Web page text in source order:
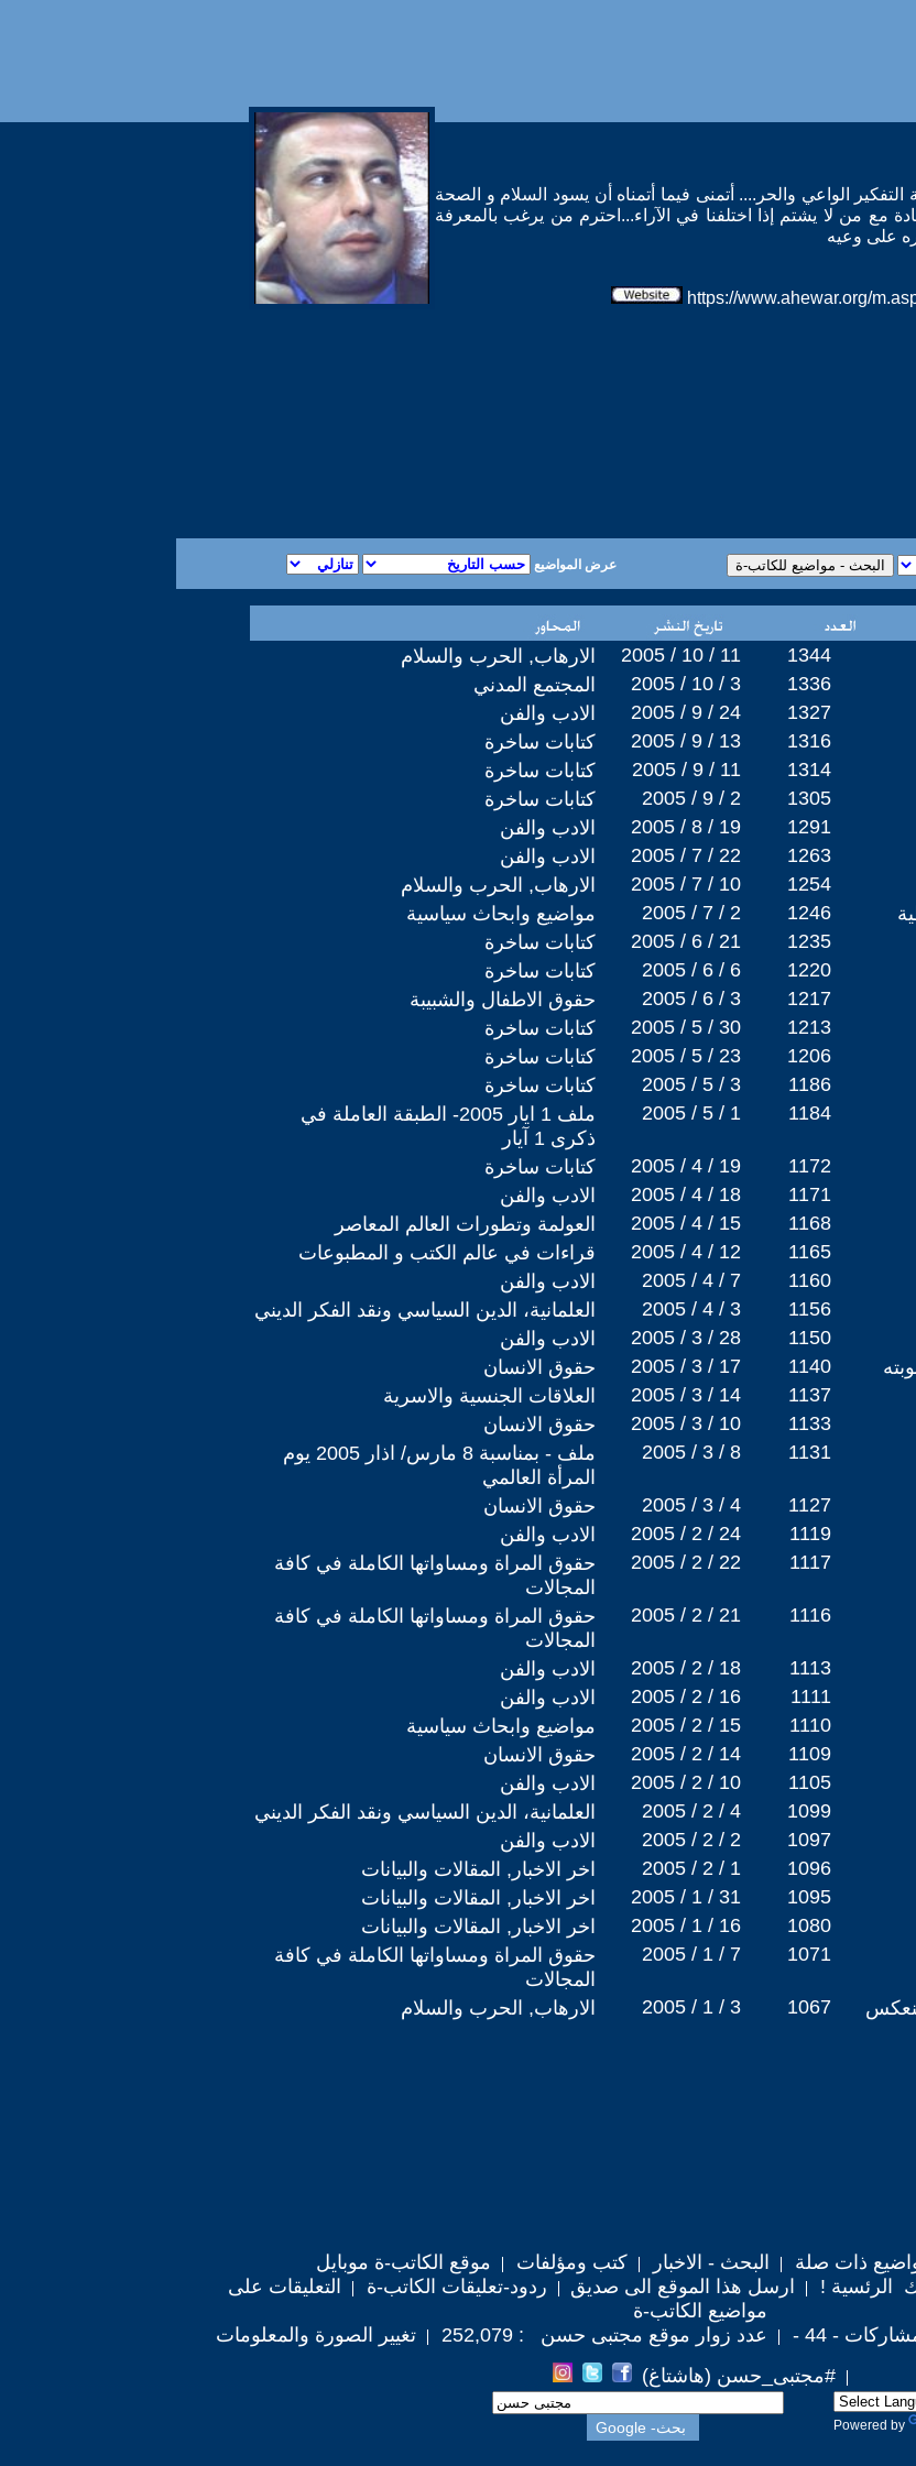
الواعي والحر.... أتمنى فيما أتمناه أن يسود السلام و الصحة
مع من لا يشتم إذا اختلفنا في الآراء...احترم من يرغب بالمعرفة
على وعيه
عرض المواضيع
الارهاب, الحرب والسلام 2005 / 10 / 11 1344
المجتمع المدني
2005 / 10 / 3 1336
الادب والفن
2005 / 9 / 24 1327
كتابات ساخرة
2005 / 9 / 13 1316
كتابات ساخرة
2005 / 9 / 11 1314
كتابات ساخرة
2005 / 9 / 2 1305
الادب والفن
2005 / 8 / 19 1291
الادب والفن
2005 / 7 / 22 1263
الارهاب, الحرب والسلام
2005 / 7 / 10 1254
مواضيع وابحاث سياسية
2005 / 7 / 2 1246
كتابات ساخرة
2005 / 6 / 21 1235
كتابات ساخرة
2005 / 6 / 6 1220
حقوق الاطفال والشبيبة
2005 / 6 / 3 1217
كتابات ساخرة
2005 / 5 / 30 1213
كتابات ساخرة
2005 / 5 / 23 1206
كتابات ساخرة
2005 / 5 / 3 1186
ملف 1 ايار 2005- الطبقة العاملة في
ذكرى 1 آيار
2005 / 5 / 1 1184
كتابات ساخرة 2005 / 4 / 19 1172
الادب والفن
2005 / 4 / 18 1171
العولمة وتطورات العالم المعاصر
2005 / 4 / 15 1168
قراءات في عالم الكتب و المطبوعات
2005 / 4 / 12 1165
الادب والفن
2005 / 4 / 7 1160
العلمانية، الدين السياسي ونقد الفكر الديني
2005 / 4 / 3 1156
الادب والفن
2005 / 3 / 28 1150
حقوق الانسان
2005 / 3 / 17 1140
العلاقات الجنسية والاسرية
2005 / 3 / 14 1137
حقوق الانسان
2005 / 3 / 10 1133
ملف - بمناسبة 8 مارس/ اذار 2005 يوم
المرأة العالمي
2005 / 3 / 8 1131
حقوق الانسان 2005 / 3 / 4 1127
الادب والفن
2005 / 2 / 24 1119
حقوق المراة ومساواتها الكاملة في كافة
المجالات
2005 / 2 / 22 1117
حقوق المراة ومساواتها الكاملة في كافة
المجالات
2005 / 2 / 21 1116
الادب والفن 2005 / 2 / 18 1113
الادب والفن
2005 / 2 / 16 1111
مواضيع وابحاث سياسية
2005 / 2 / 15 1110
حقوق الانسان
2005 / 2 / 14 1109
الادب والفن
2005 / 2 / 10 1105
العلمانية، الدين السياسي ونقد الفكر الديني
2005 / 2 / 4 1099
الادب والفن
2005 / 2 / 2 1097
اخر الاخبار, المقالات والبيانات
2005 / 2 / 1 1096
اخر الاخبار, المقالات والبيانات
2005 / 1 / 31 1095
اخر الاخبار, المقالات والبيانات
2005 / 1 / 16 1080
حقوق المراة ومساواتها الكاملة في كافة
المجالات
2005 / 1 / 7 1071
الارهاب, الحرب والسلام 2005 / 1 / 3 1067
ذات صلة البحث - الاخبار كتب ومؤلفات
موقع الكاتب-ة موبايل
الرئسية ! ارسل هذا الموقع الى صديق ردود-تعليقات الكاتب-ة
التعليقات على
مواضيع الكاتب-ة
- 44 - عدد زوار موقع مجتبى حسن : 252,079
تغيير الصورة والمعلومات
#مجتبى_حسن (هاشتاغ)
Powered by